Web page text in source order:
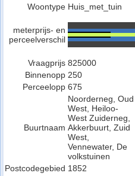
Woontype Huis_met_tuin
meterprijs- en
perceelverschil
Vraagprijs 825000
Binnenopp 250
Perceelopp 675
Buurtnaam
Noorderneg, Oud
West, Heiloo-
West Zuiderneg,
Akkerbuurt, Zuid
West,
Vennewater, De
volkstuinen
Postcodegebied 1852